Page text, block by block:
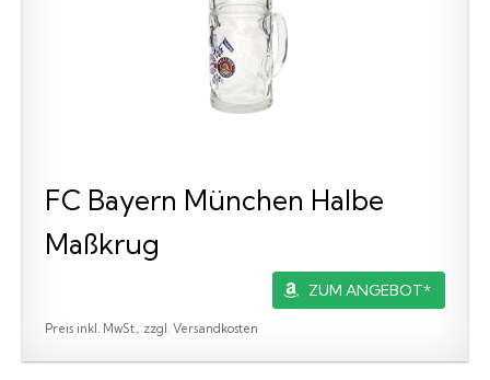
FC Bayern München Halbe
Maßkrug
ZUM ANGEBOT*
Preis inkl. MwSt., zzgl. Versandkosten